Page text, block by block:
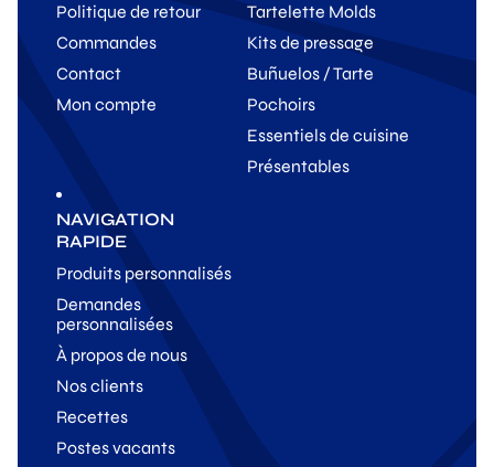
Politique de retour
Commandes
Contact
Mon compte
Tartelette Molds
Kits de pressage
Buñuelos / Tarte
Pochoirs
Essentiels de cuisine
Présentables
NAVIGATION
RAPIDE
Produits personnalisés
Demandes
personnalisées
À propos de nous
Nos clients
Recettes
Postes vacants